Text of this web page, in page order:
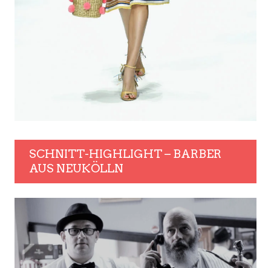
SCHNITT-HIGHLIGHT – BARBER
AUS NEUKÖLLN